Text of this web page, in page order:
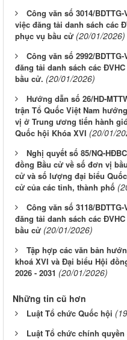
Công văn số 3014/
việc đăng tải danh sách các
phục vụ bầu cử (20/01/2026)
Công văn số 2992/
đăng tải danh sách các
bầu cử. (20/01/2026)
Hướng dẫn số 26/HD-
trận Tổ Quốc Việt Nam
vị ở Trung ương tiến hành
Quốc hội Khóa XVI (20/01/
Nghị quyết số 85/NQ-
đồng Bầu cử về số đơn vị
cử và số lượng đại biểu
cử của các tỉnh, thành phố
Công văn số 3118/
đăng tải danh sách các
bầu cử (20/01/2026)
Tập hợp các văn bản
khoá XVI và Đại biểu Hội
2026 - 2031 (20/01/2026)
Những tin cũ hơn
Luật Tổ chức Quốc hội
Luật Tổ chức chính